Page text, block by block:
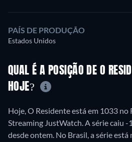
PAÍS DE PRODUÇÃO
Estados Unidos
QUAL É A POSIÇÃO DE O
HOJE?
Hoje, O Residente está em 1033 no
Streaming JustWatch. A série caiu
desde ontem. No Brasil, a série